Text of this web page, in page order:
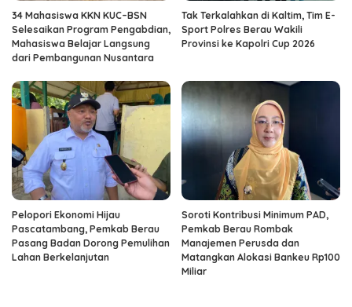
34 Mahasiswa KKN KUC–BSN
Selesaikan Program Pengabdian,
Mahasiswa Belajar Langsung
dari Pembangunan Nusantara
Tak Terkalahkan di Kaltim, Tim E-
Sport Polres Berau Wakili
Provinsi ke Kapolri Cup 2026
Pelopori Ekonomi Hijau
Pascatambang, Pemkab Berau
Pasang Badan Dorong Pemulihan
Lahan Berkelanjutan
Soroti Kontribusi Minimum PAD,
Pemkab Berau Rombak
Manajemen Perusda dan
Matangkan Alokasi Bankeu Rp100
Miliar